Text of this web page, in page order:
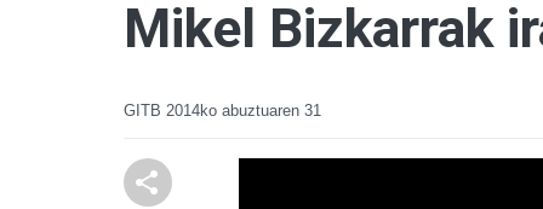
Mikel Bizkarrak
GITB 2014ko abuztuaren 31